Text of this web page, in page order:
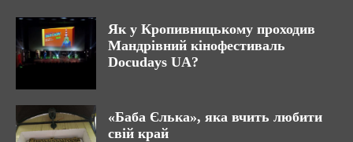
Як у Кропивницькому проходив
Мандрівний кінофестиваль
Docudays UA?
«Баба Єлька», яка вчить любити
свій край